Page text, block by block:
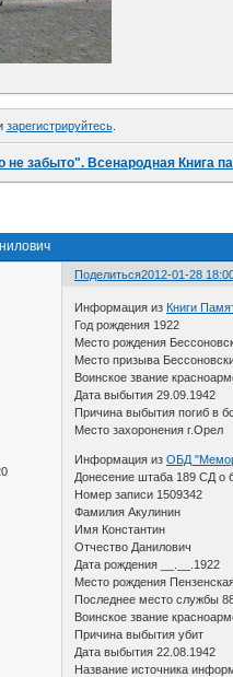
зарегистрируйтесь.
не забыто". Всенародная Книга
Поделиться2012-01-28
Информация из Книги
Год рождения 1922
Место рождения
Место призыва
Воинское звание
Дата выбытия 29.09.1942
Причина выбытия погиб в
Место захоронения г.Орел
Информация изОБД
Донесение штаба 189 СД о
Номер записи 1509342
Фамилия Акулинин
Имя Константин
Отчество Данилович
Дата рождения __.__.1922
Место рождения
Последнее место службы
Воинское звание
Причина выбытия убит
Дата выбытия 22.08.1942
Название источника